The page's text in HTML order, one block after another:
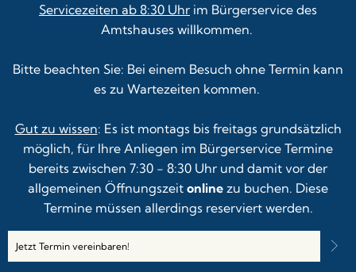
Servicezeiten ab 8:30 Uhr im Bürgerservice des
Amtshauses willkommen.
Bitte beachten Sie: Bei einem Besuch ohne Termin kann
es zu Wartezeiten kommen.
Gut zu wissen: Es ist montags bis freitags grundsätzlich
möglich, für Ihre Anliegen im Bürgerservice Termine
bereits zwischen 7:30 - 8:30 Uhr und damit vor der
allgemeinen Öffnungszeit online zu buchen. Diese
Termine müssen allerdings reserviert werden.
Jetzt Termin vereinbaren!